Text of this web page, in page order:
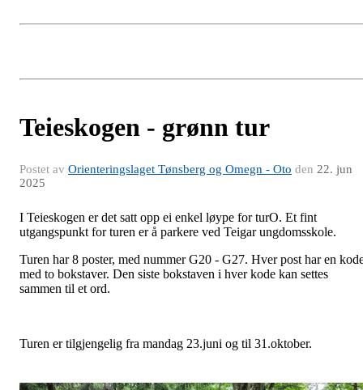
Teieskogen - grønn tur
Postet av Orienteringslaget Tønsberg og Omegn - Oto den 22. jun
2025
I Teieskogen er det satt opp ei enkel løype for turO. Et fint
utgangspunkt for turen er å parkere ved Teigar ungdomsskole.
Turen har 8 poster, med nummer G20 - G27. Hver post har en
med to bokstaver. Den siste bokstaven i hver kode kan settes
sammen til et ord.
Turen er tilgjengelig fra mandag 23.juni og til 31.oktober.